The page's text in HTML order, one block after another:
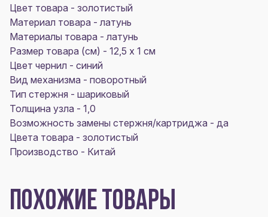
Цвет товара - золотистый
Материал товара - латунь
Материалы товара - латунь
Размер товара (см) - 12,5 x 1 см
Цвет чернил - синий
Вид механизма - поворотный
Тип стержня - шариковый
Толщина узла - 1,0
Возможность замены стержня/картриджа - да
Цвета товара - золотистый
Производство - Китай
ПОХОЖИЕ ТОВАРЫ